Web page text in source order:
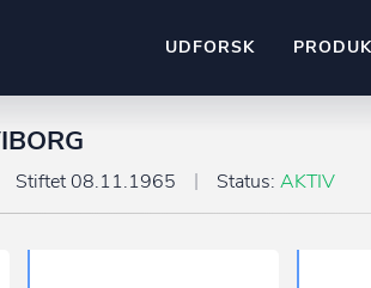
UDFORSK
Hold dig opdateret og compliantKun fantasien
Stiftet 08.11.1965 Status: AKTIV